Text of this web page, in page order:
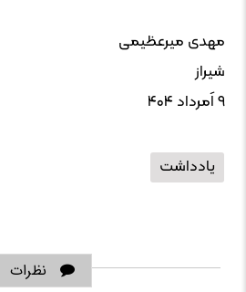
مهدی میرعظیمی
شیراز
۹ اَمرداد ۴۰۴
یادداشت
نظرات